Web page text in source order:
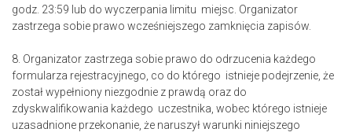
godz. 23:59 lub do wyczerpania limitu miejsc. Organizator
zastrzega sobie prawo wcześniejszego zamknięcia zapisów.
8. Organizator zastrzega sobie prawo do odrzucenia każdego
formularza rejestracyjnego, co do którego istnieje podejrzenie, że
został wypełniony niezgodnie z prawdą oraz do
zdyskwalifikowania każdego uczestnika, wobec którego istnieje
uzasadnione przekonanie, że naruszył warunki niniejszego